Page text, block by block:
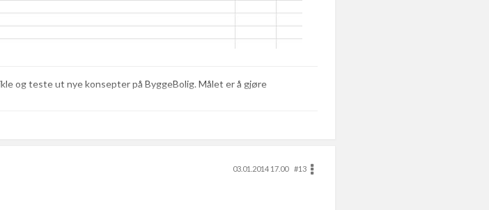
og teste ut nye konsepter på ByggeBolig. Målet er å gjøre
03.01.2014 17.00
#13